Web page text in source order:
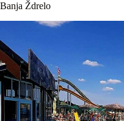
Banja Ždrelo